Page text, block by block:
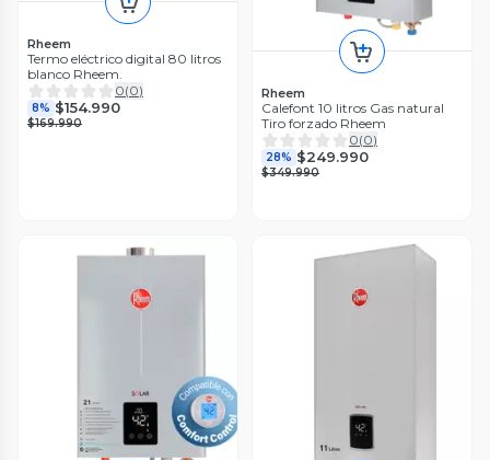
Rheem
Termo eléctrico digital 80 litros
blanco Rheem.
0(0)
8% $154.990
$169.990
Rheem
Calefont 10 litros Gas natural
Tiro forzado Rheem
0(0)
28% $249.990
$349.990